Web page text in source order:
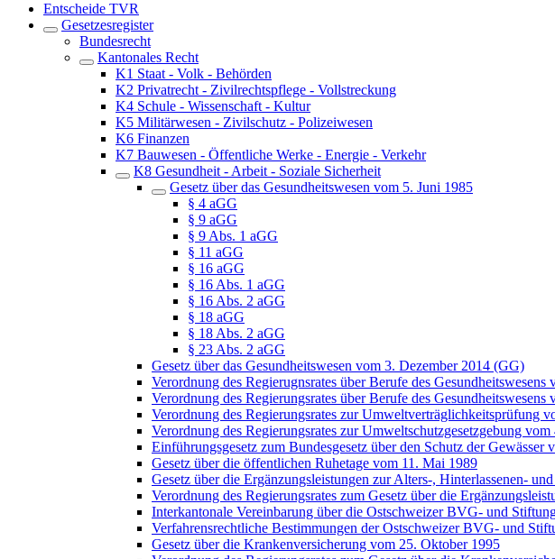
Entscheide TVR
Gesetzesregister
Bundesrecht
Kantonales Recht
K1 Staat - Volk - Behörden
K2 Privatrecht - Zivilrechtspflege - Vollstreckung
K4 Schule - Wissenschaft - Kultur
K5 Militärwesen - Zivilschutz - Polizeiwesen
K6 Finanzen
K7 Bauwesen - Öffentliche Werke - Energie - Verkehr
K8 Gesundheit - Arbeit - Soziale Sicherheit
Gesetz über das Gesundheitswesen vom 5. Juni 1985
§ 4 aGG
§ 9 aGG
§ 9 Abs. 1 aGG
§ 11 aGG
§ 16 aGG
§ 16 Abs. 1 aGG
§ 16 Abs. 2 aGG
§ 18 aGG
§ 18 Abs. 2 aGG
§ 23 Abs. 2 aGG
Gesetz über das Gesundheitswesen vom 3. Dezember 2014 (GG)
Verordnung des Regierugnsrates über Berufe des Gesundheitswesens
Verordnung des Regierungsrates über Berufe des
Verordnung des Regierungsrates zur Umweltverträglichkeitsprüfung
Verordnung des Regierungsrates zur Umweltschutzgesetzgebung vom
Einführungsgesetz zum Bundesgesetz über den Schutz der Gewässer
Gesetz über die öffentlichen Ruhetage vom 11. Mai 1989
Gesetz über die Ergänzungsleistungen zur Alters-, Hinterlassenen-
Verordnung des Regierungsrates zum Gesetz über die
Interkantonale Vereinbarung über die Ostschweizer BVG- und
Verfahrensrechtliche Bestimmungen der Ostschweizer BVG- und
Gesetz über die Krankenversicherung vom 25. Oktober 1995